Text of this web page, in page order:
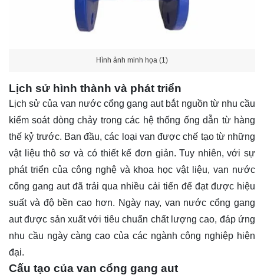
Hình ảnh minh họa (1)
Lịch sử hình thành và phát triển
Lịch sử của van nước cổng gang aut bắt nguồn từ nhu cầu
kiểm soát dòng chảy trong các hệ thống ống dẫn từ hàng
thế kỷ trước. Ban đầu, các loại van được chế tạo từ những
vật liệu thô sơ và có thiết kế đơn giản. Tuy nhiên, với sự
phát triển của công nghệ và khoa học vật liệu, van nước
cổng gang aut đã trải qua nhiều cải tiến để đạt được hiệu
suất và độ bền cao hơn. Ngày nay, van nước cổng gang
aut được sản xuất với tiêu chuẩn chất lượng cao, đáp ứng
nhu cầu ngày càng cao của các ngành công nghiệp hiện
đại.
Cấu tạo của van cổng gang aut